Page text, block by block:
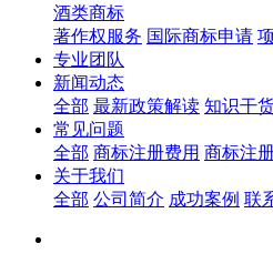
酒类商标
著作权服务 国际商标申请
专业团队
新闻动态
全部 最新政策解读 知识干
常见问题
全部 商标注册费用 商标注
关于我们
全部 公司简介 成功案例 联